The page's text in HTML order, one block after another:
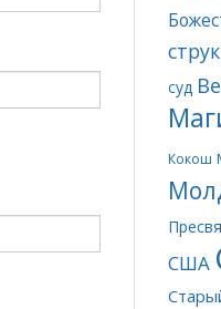
суд
Кокош
США